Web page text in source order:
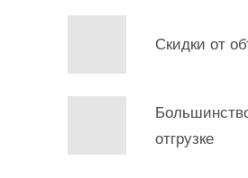
Скидки от
отгрузке